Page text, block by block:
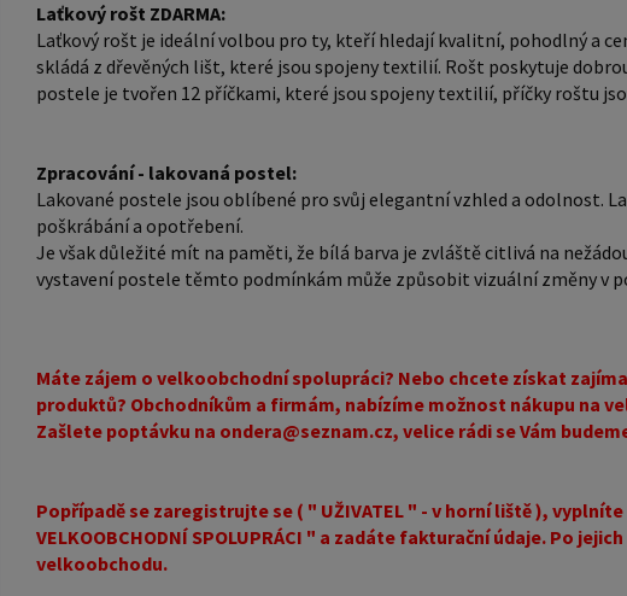
bílá
Po
Laťkový rošt ZDARMA:
Laťkový rošt je ideální volbou pro ty, kteří hledají kvalitní, pohodlný a
skládá z dřevěných lišt, které jsou spojeny textilií. Rošt poskytuje
postele je tvořen 12 příčkami, které jsou spojeny textilií, příčky roštu
Zpracování - lakovaná postel:
Lakované postele jsou oblíbené pro svůj elegantní vzhled a odolnost.
poškrábání a opotřebení.
Je však důležité mít na paměti, že bílá barva je zvláště citlivá na
vystavení postele těmto podmínkám může způsobit vizuální změny v
Máte zájem o velkoobchodní spolupráci? Nebo chcete získat
produktů? Obchodníkům a firmám, nabízíme možnost nákupu na
Zašlete poptávku na ondera@seznam.cz, velice rádi se Vám
Popřípadě se zaregistrujte se ( " UŽIVATEL " - v horní liště ),
VELKOOBCHODNÍ SPOLUPRÁCI " a zadáte fakturační údaje. Po
velkoobchodu.